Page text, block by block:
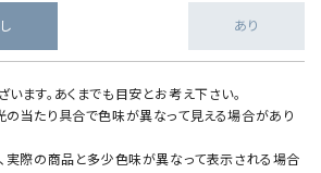
あり
ます。あくまでも目安とお考え下さい。
当たり具合で色味が異なって見える場合があり
実際の商品と多少色味が異なって表示される場合